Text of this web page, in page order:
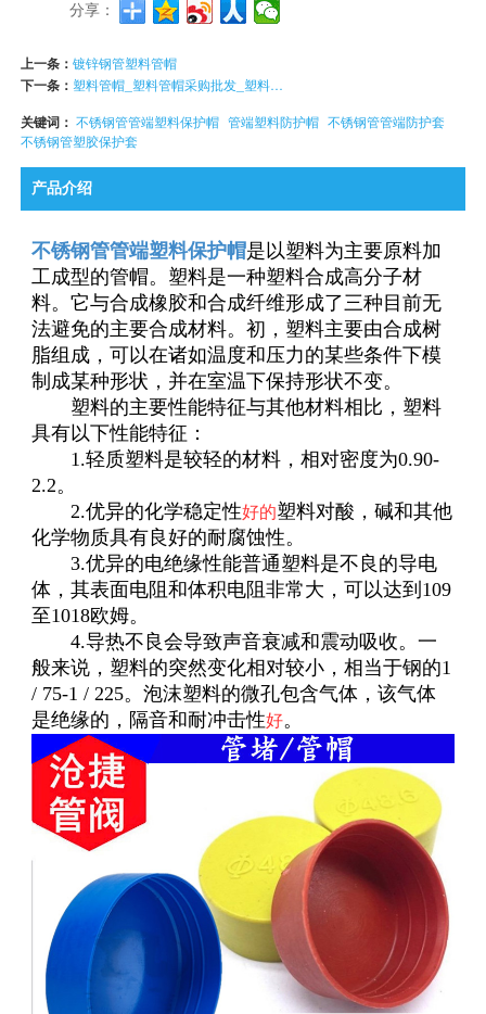
分享：
上一条：镀锌钢管塑料管帽
下一条： 塑料管帽_塑料管帽采购批发_塑料管帽货源产地_塑料管帽功能用途
关键词：不锈钢管管端塑料保护帽 管端塑料防护帽 不锈钢管管端防护套
不锈钢管塑胶保护套
产品介绍
不锈钢管管端塑料保护帽是以塑料为主要原料加
工成型的管帽。塑料是一种塑料合成高分子材
料。它与合成橡胶和合成纤维形成了三种目前无
法避免的主要合成材料。初，塑料主要由合成树
脂组成，可以在诸如温度和压力的某些条件下模
制成某种形状，并在室温下保持形状不变。
塑料的主要性能特征与其他材料相比，塑料
具有以下性能特征：
1.轻质塑料是较轻的材料，相对密度为0.90-
2.2。
2.优异的化学稳定性好的塑料对酸，碱和其他
化学物质具有良好的耐腐蚀性。
3.优异的电绝缘性能普通塑料是不良的导电
体，其表面电阻和体积电阻非常大，可以达到109
至1018欧姆。
4.导热不良会导致声音衰减和震动吸收。一
般来说，塑料的突然变化相对较小，相当于钢的1
/ 75-1 / 225。泡沫塑料的微孔包含气体，该气体
是绝缘的，隔音和耐冲击性好。